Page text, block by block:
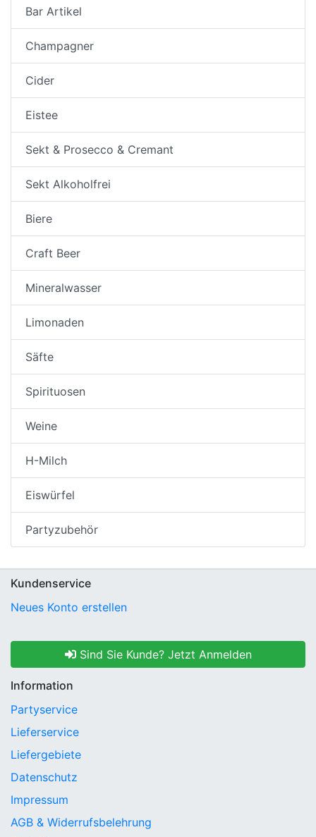
Bar Artikel
Champagner
Cider
Eistee
Sekt & Prosecco & Cremant
Sekt Alkoholfrei
Biere
Craft Beer
Mineralwasser
Limonaden
Säfte
Spirituosen
Weine
H-Milch
Eiswürfel
Partyzubehör
Kundenservice
Neues Konto erstellen
Sind Sie Kunde? Jetzt Anmelden
Information
Partyservice
Lieferservice
Liefergebiete
Datenschutz
Impressum
AGB & Widerrufsbelehrung